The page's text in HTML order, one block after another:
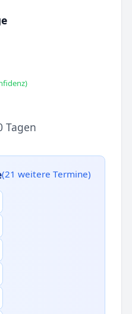
Tagen
(21 weitere Termine)